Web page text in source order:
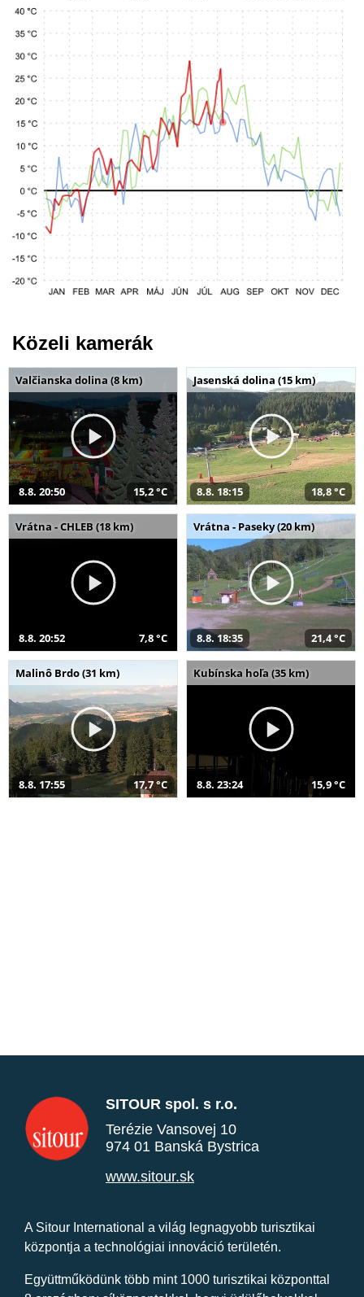
Közeli kamerák
Valčianska dolina (8 km)
8.8. 20:50 15,2 °C
Jasenská dolina (15 km)
8.8. 18:15 18,8 °C
Vrátna - CHLEB (18 km)
8.8. 20:52 7,8 °C
Vrátna - Paseky (20 km)
8.8. 18:35 21,4 °C
Malinô Brdo (31 km)
8.8. 17:55 17,7 °C
Kubínska hoľa (35 km)
8.8. 23:24 15,9 °C
SITOUR spol. s r.o.
Terézie Vansovej 10
974 01 Banská Bystrica
www.sitour.sk
A Sitour International a világ legnagyobb turisztikai
központja a technológiai innováció területén.
Együttműködünk több mint 1000 turisztikai központtal